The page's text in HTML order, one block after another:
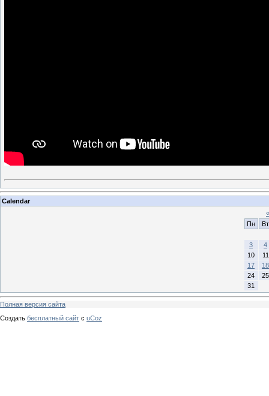
Calendar
«
Пн
Вт
3
4
10
11
17
18
24
25
31
Полная версия сайта
Создать бесплатный сайт с uCoz